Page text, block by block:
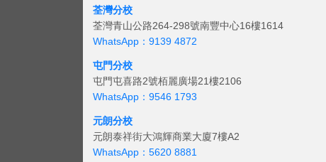
荃灣分校
荃灣青山公路264-298號南豐中心16樓1614
WhatsApp：9139 4872
屯門分校
屯門屯喜路2號栢麗廣場21樓2106
WhatsApp：9546 1793
元朗分校
元朗泰祥街大鴻輝商業大廈7樓A2
WhatsApp：5620 8881